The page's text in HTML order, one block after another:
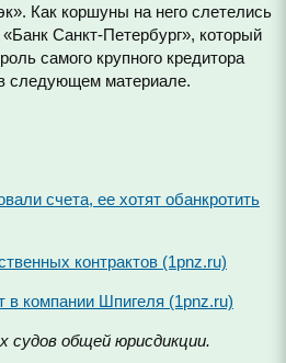
Как коршуны на него слетелись
Санкт-Петербург», который
самого крупного кредитора
следующем материале.
счета, ее хотят обанкротить
контрактов (1pnz.ru)
в компании Шпигеля (1pnz.ru)
судов общей юрисдикции.